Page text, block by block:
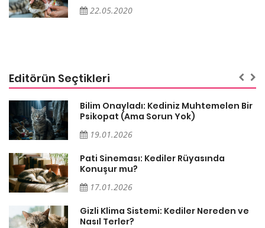
22.05.2020
Editörün Seçtikleri
Bilim Onayladı: Kediniz Muhtemelen Bir
Psikopat (Ama Sorun Yok)
19.01.2026
Pati Sineması: Kediler Rüyasında
Konuşur mu?
17.01.2026
Gizli Klima Sistemi: Kediler Nereden ve
Nasıl Terler?